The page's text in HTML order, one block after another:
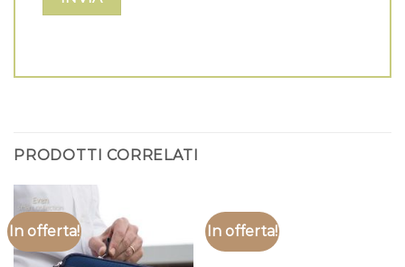
PRODOTTI CORRELATI
In offerta! In offerta!